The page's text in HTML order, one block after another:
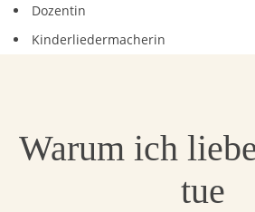
Dozentin
Kinderliedermacherin
Warum ich
tue